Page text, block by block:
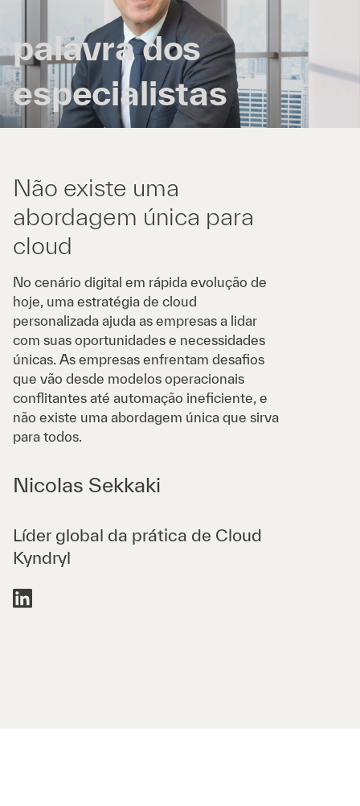
palavra dos
especialistas
Não existe uma
abordagem única para
cloud
No cenário digital em rápida evolução de
hoje, uma estratégia de cloud
personalizada ajuda as empresas a lidar
com suas oportunidades e necessidades
únicas. As empresas enfrentam desafios
que vão desde modelos operacionais
conflitantes até automação ineficiente, e
não existe uma abordagem única que sirva
para todos.
Nicolas Sekkaki
Líder global da prática de Cloud
Kyndryl